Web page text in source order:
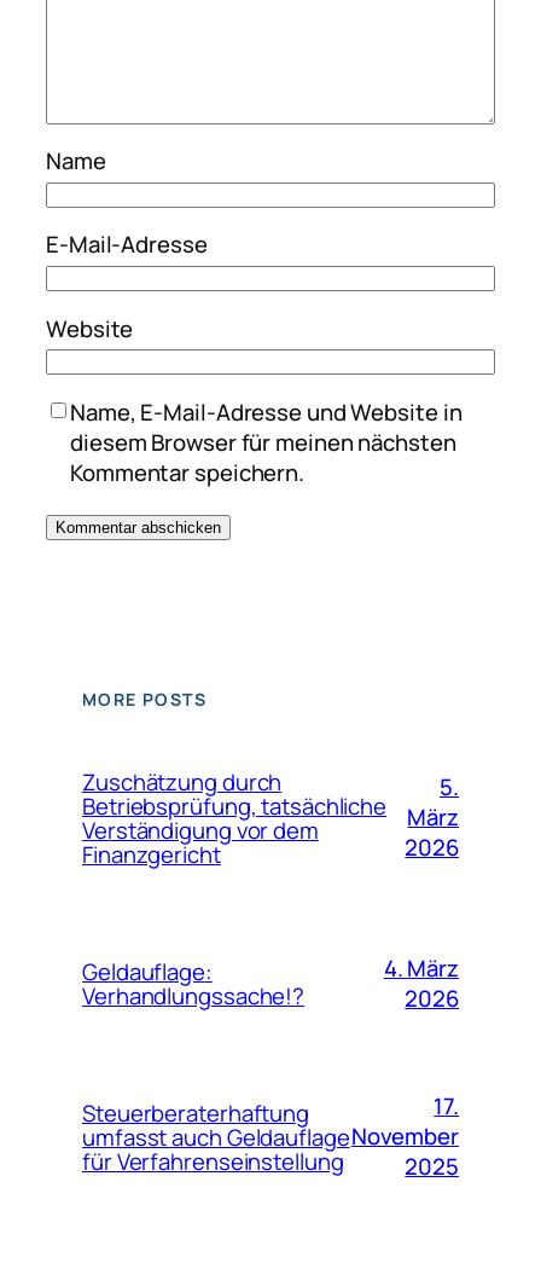
Name
E-Mail-Adresse
Website
Name, E-Mail-Adresse und Website in
diesem Browser für meinen nächsten
Kommentar speichern.
MORE POSTS
Zuschätzung durch
Betriebsprüfung, tatsächliche
Verständigung vor dem
Finanzgericht
5.
März
2026
Geldauflage:
Verhandlungssache!?
4. März
2026
Steuerberaterhaftung
umfasst auch Geldauflage
für Verfahrenseinstellung
17.
November
2025